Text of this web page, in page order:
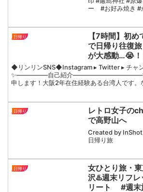
ー #お好み焼き
幹線
日帰り
【7時間】初
で日帰り往復
が大感動…😭！
楽しい！！！
◆リンリンSNS◆Instagram ▸ Twitter ▸ チャ
✨—————自己紹介———————————やっ
申します！大阪2年在住経験ある台湾人です。
日帰り
レトロ女子の
で高野山へ
Created by
日帰り旅
日帰り
女ひとり旅・
沢♨️週末リフ
リート #週末